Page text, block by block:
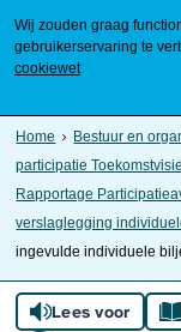
Wij zouden graag
gebruikerservaring te
cookiewet
Home Bestuur en
participatie Toekomstvisie
Rapportage
verslaglegging
ingevulde individuele
Lees voor